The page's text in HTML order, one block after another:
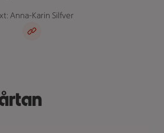
Anna-Karin Silfver